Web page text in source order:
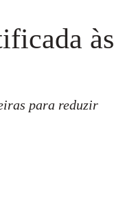
às
para reduzir